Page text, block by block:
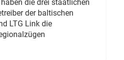
die drei staatlichen
der baltischen
LTG Link die